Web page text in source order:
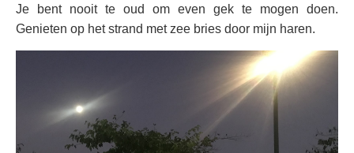
Je bent nooit te oud om even gek te mogen doen.
Genieten op het strand met zee bries door mijn haren.